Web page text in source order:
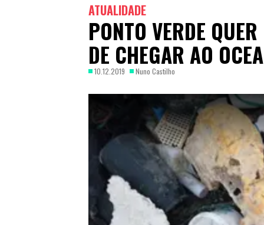
ATUALIDADE
PONTO VERDE
DE CHEGAR AO
10.12.2019 Nuno Castilho